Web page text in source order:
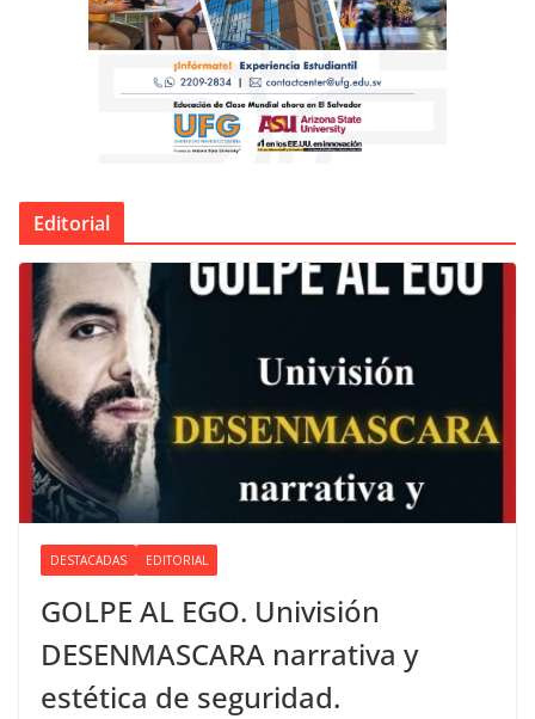
Editorial
DESTACADAS EDITORIAL
GOLPE AL EGO. Univisión
DESENMASCARA narrativa y
estética de seguridad.